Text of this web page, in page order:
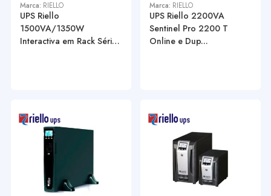
Marca: RIELLO
UPS Riello
1500VA/1350W
Interactiva em Rack Série
Marca: RIELLO
UPS Riello 2200VA
Sentinel Pro 2200 T
Online e Dup...